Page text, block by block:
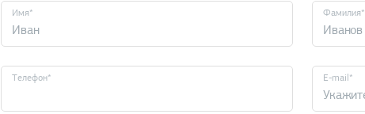
Имя* Фамилия*
Телефон* E-mail*